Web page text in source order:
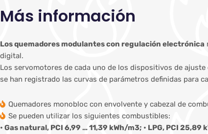
Más información
Los quemadores modulantes con regulación electrónica
digital.
Los servomotores de cada uno de los dispositivos de
se han registrado las curvas de parámetros definidas para
Quemadores monobloc con envolvente y cabezal de
Se pueden utilizar los siguientes combustibles:
• Gas natural, PCI 6,99 … 11,39 kWh/m3; • LPG, PCI